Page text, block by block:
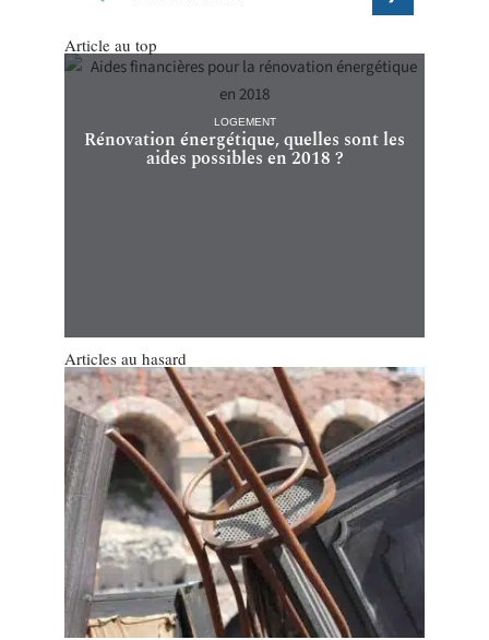
Article au top
LOGEMENT
Rénovation énergétique, quelles sont les
aides possibles en 2018 ?
Articles au hasard